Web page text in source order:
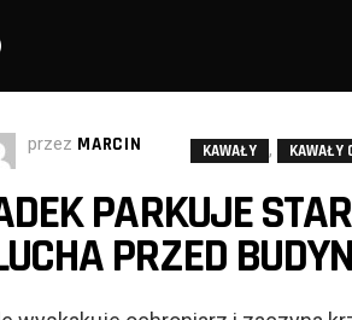
przez MARCIN KAWAŁY , KAWAŁY
PARKUJE
PRZED